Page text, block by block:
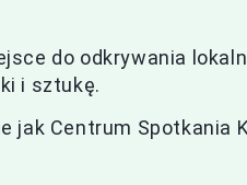
do odkrywania
i sztukę.
jak Centrum Spotkania